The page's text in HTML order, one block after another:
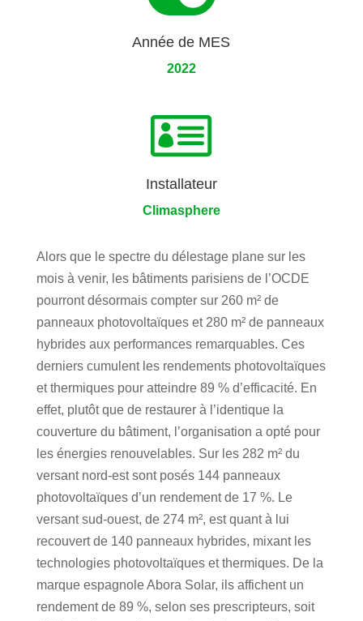
Année de MES
2022

Installateur
Climasphere
Alors que le spectre du délestage plane sur les
mois à venir, les bâtiments parisiens de l’OCDE
pourront désormais compter sur 260 m² de
panneaux photovoltaïques et 280 m² de panneaux
hybrides aux performances remarquables. Ces
derniers cumulent les rendements photovoltaïques
et thermiques pour atteindre 89 % d’efficacité. En
effet, plutôt que de restaurer à l’identique la
couverture du bâtiment, l’organisation a opté pour
les énergies renouvelables. Sur les 282 m² du
versant nord-est sont posés 144 panneaux
photovoltaïques d’un rendement de 17 %. Le
versant sud-ouest, de 274 m², est quant à lui
recouvert de 140 panneaux hybrides, mixant les
technologies photovoltaïques et thermiques. De la
marque espagnole Abora Solar, ils affichent un
rendement de 89 %, selon ses prescripteurs, soit